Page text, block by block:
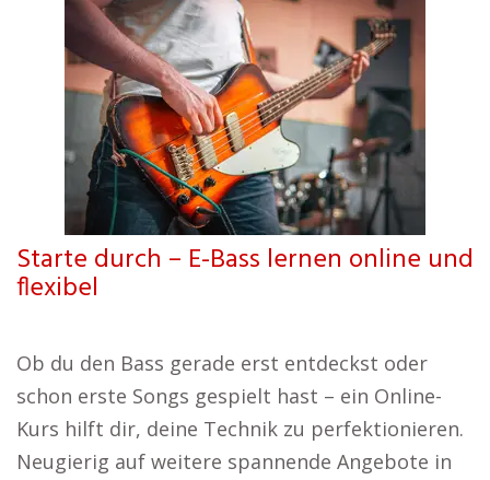
Starte durch – E-Bass lernen online und
flexibel
Ob du den Bass gerade erst entdeckst oder
schon erste Songs gespielt hast – ein Online-
Kurs hilft dir, deine Technik zu perfektionieren.
Neugierig auf weitere spannende Angebote in